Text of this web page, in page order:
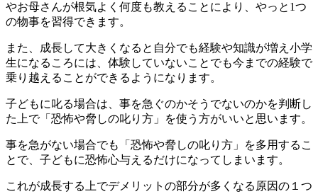
やお母さんが根気よく何度も教えることにより、やっと1つ
の物事を習得できます。
また、成長して大きくなると自分でも経験や知識が増え小学
生になるころには、体験していないことでも今までの経験で
乗り越えることができるようになります。
子どもに叱る場合は、事を急ぐのかそうでないのかを判断し
た上で「恐怖や脅しの叱り方」を使う方がいいと思います。
事を急がない場合でも「恐怖や脅しの叱り方」を多用するこ
とで、子どもに恐怖心与えるだけになってしまいます。
これが成長する上でデメリットの部分が多くなる原因の１つ